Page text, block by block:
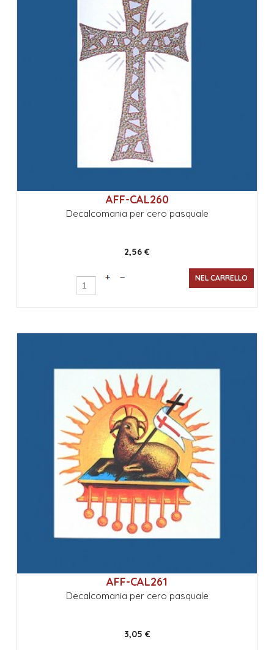
AFF-CAL260
Decalcomania per cero pasquale
2,56 €
AFF-CAL261
Decalcomania per cero pasquale
3,05 €